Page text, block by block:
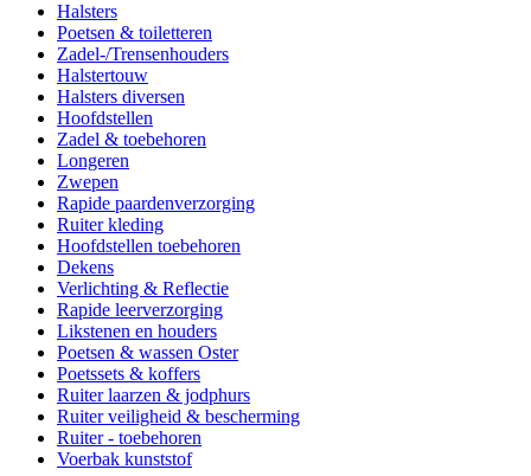
Halsters
Poetsen & toiletteren
Zadel-/Trensenhouders
Halstertouw
Halsters diversen
Hoofdstellen
Zadel & toebehoren
Longeren
Zwepen
Rapide paardenverzorging
Ruiter kleding
Hoofdstellen toebehoren
Dekens
Verlichting & Reflectie
Rapide leerverzorging
Likstenen en houders
Poetsen & wassen Oster
Poetssets & koffers
Ruiter laarzen & jodphurs
Ruiter veiligheid & bescherming
Ruiter - toebehoren
Voerbak kunststof